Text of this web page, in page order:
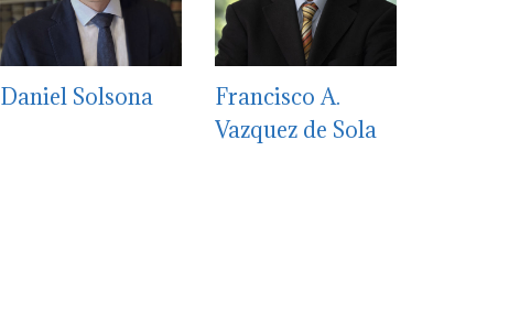
Daniel Solsona
Francisco A.
Vazquez de Sola